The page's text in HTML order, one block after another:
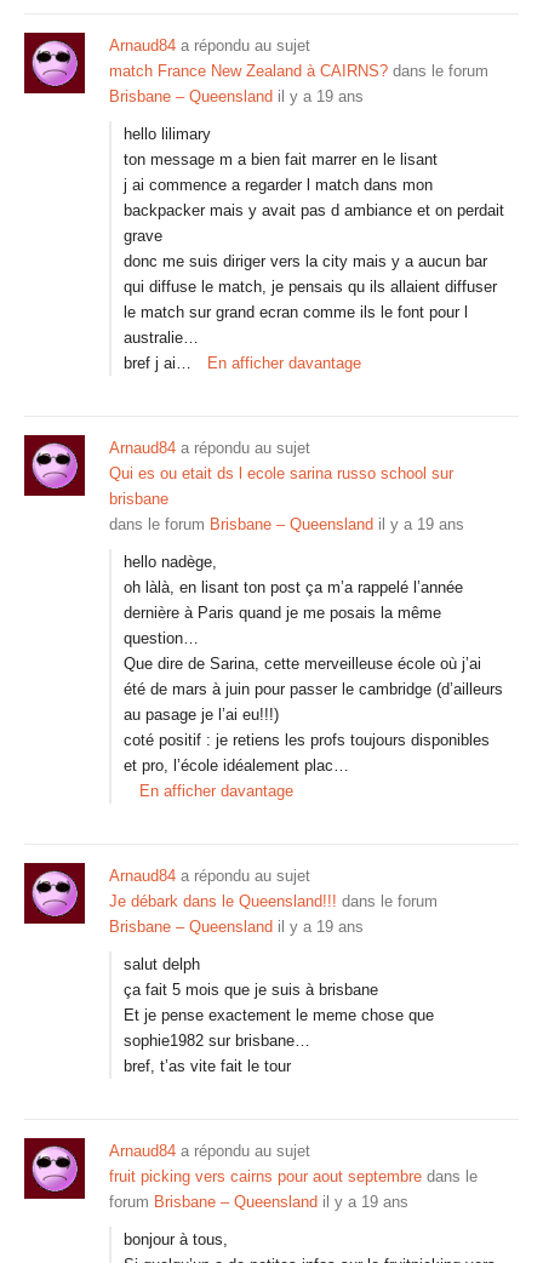
Arnaud84 a répondu au sujet
match France New Zealand à CAIRNS? dans le forum
Brisbane – Queensland il y a 19 ans
hello lilimary
ton message m a bien fait marrer en le lisant
j ai commence a regarder l match dans mon
backpacker mais y avait pas d ambiance et on perdait
grave
donc me suis diriger vers la city mais y a aucun bar
qui diffuse le match, je pensais qu ils allaient diffuser
le match sur grand ecran comme ils le font pour l
australie…
bref j ai…
En afficher davantage
Arnaud84 a répondu au sujet
Qui es ou etait ds l ecole sarina russo school sur
brisbane
dans le forum Brisbane – Queensland il y a 19 ans
hello nadège,
oh làlà, en lisant ton post ça m’a rappelé l’année
dernière à Paris quand je me posais la même
question…
Que dire de Sarina, cette merveilleuse école où j’ai
été de mars à juin pour passer le cambridge (d’ailleurs
au pasage je l’ai eu!!!)
coté positif : je retiens les profs toujours disponibles
et pro, l’école idéalement plac…
En afficher davantage
Arnaud84 a répondu au sujet
Je débark dans le Queensland!!! dans le forum
Brisbane – Queensland il y a 19 ans
salut delph
ça fait 5 mois que je suis à brisbane
Et je pense exactement le meme chose que
sophie1982 sur brisbane…
bref, t’as vite fait le tour
Arnaud84 a répondu au sujet
fruit picking vers cairns pour aout septembre dans le
forum Brisbane – Queensland il y a 19 ans
bonjour à tous,